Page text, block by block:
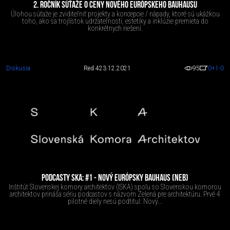
2. ROČNÍK SÚŤAŽE O CENY NOVÉHO EURÓPSKEHO BAUHAUSU
Úlohou súťaže je zviditeľniť projekty a koncepcie / nápady, ktoré sú ukážkou
toho, ako sa trojlístok udržateľnosti, estetiky a inklúzie premieta do
konkrétnych riešení.
Diskusia Red 423.12.2021 95 0+1 -0
PODCASTY SKA: #1 - NOVÝ EURÓPSKY BAUHAUS (NEB)
Inštitút Slovenskej komory architektov (ISKA) spolu so Slovenskou komorou
architektov prináša sériu podcastov s názvom Zelená pre architektúru. Prvé 4
pilotné diely nesú podtitul: Nový...